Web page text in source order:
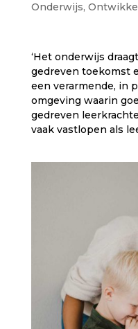
Onderwijs,
‘Het onderwijs
gedreven toekomst
een verarmende, in
omgeving waarin
gedreven
vaak vastlopen als